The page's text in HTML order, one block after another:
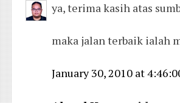
ya, terima kasih atas
maka jalan terbaik ialah
January 30, 2010 at